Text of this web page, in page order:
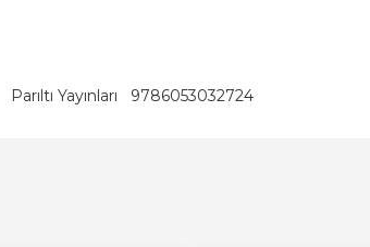
Parıltı Yayınları 9786053032724